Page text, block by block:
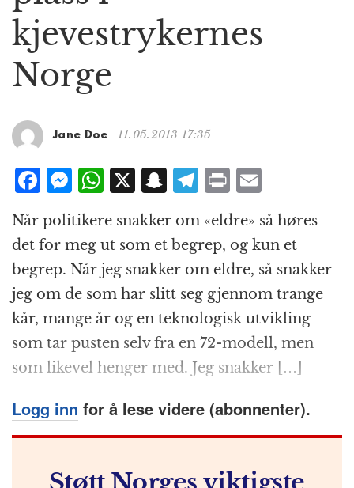
a
t
kjevestrykernes
Norge
Jane Doe 11.05.2013 17:35
F
c
e
b
o
o
k
M
e
ss
e
n
g
e
r
W
at
s
A
p
p
X S
a
p
c
h
at
T
el
e
g
r
a
m
P
ri
n
t
m
ai
l
Når politikere snakker om «eldre» så høres
det for meg ut som et begrep, og kun et
begrep. Når jeg snakker om eldre, så snakker
jeg om de som har slitt seg gjennom trange
kår, mange år og en teknologisk utvikling
som tar pusten selv fra en 72-modell, men
som likevel henger med. Jeg snakker […]
Logg inn for å lese videre (abonnenter).
Støtt Norges viktigste